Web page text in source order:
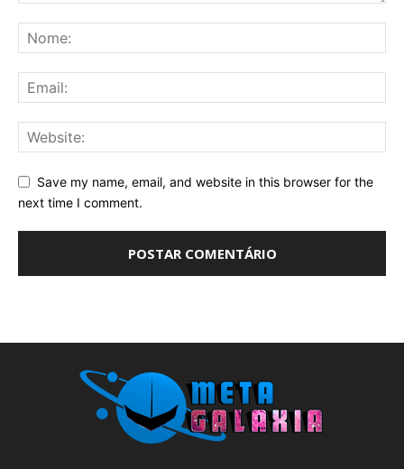
Save my name, email, and website in this browser for the
next time I comment.